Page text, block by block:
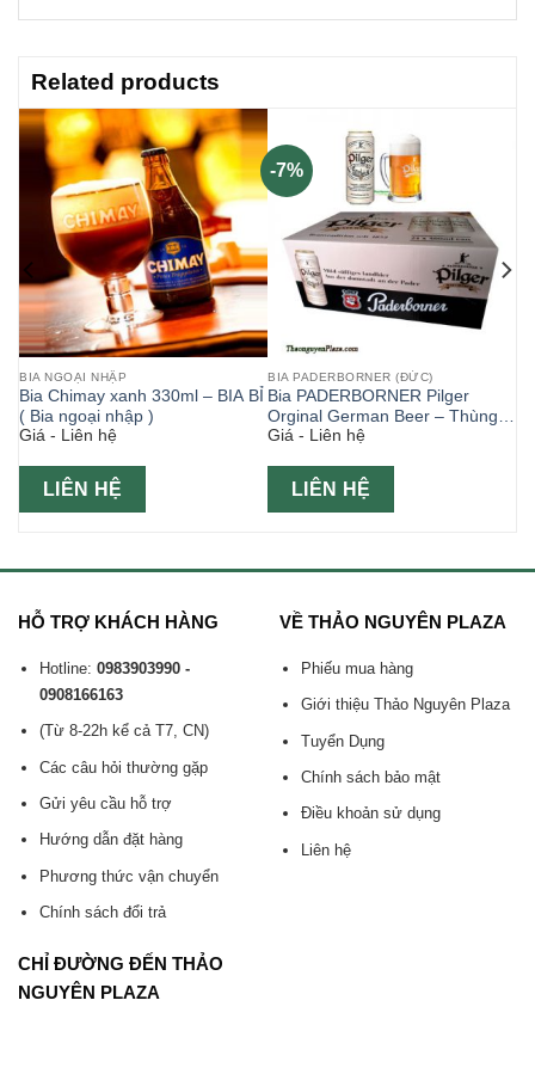
Related products
BIA NGOẠI NHẬP
Bia Chimay xanh 330ml – BIA BỈ
( Bia ngoại nhập )
Giá - Liên hệ
LIÊN HỆ
-7%
BIA PADERBORNER (ĐỨC)
Bia PADERBORNER Pilger
Orginal German Beer – Thùng
24 lon 500ml- Hộp Tết
Giá - Liên hệ
LIÊN HỆ
HỖ TRỢ KHÁCH HÀNG
Hotline: 0983903990 -
0908166163
(Từ 8-22h kể cả T7, CN)
Các câu hỏi thường gặp
Gửi yêu cầu hỗ trợ
Hướng dẫn đặt hàng
Phương thức vận chuyển
Chính sách đổi trả
VỀ THẢO NGUYÊN PLAZA
Phiếu mua hàng
Giới thiệu Thảo Nguyên Plaza
Tuyển Dụng
Chính sách bảo mật
Điều khoản sử dụng
Liên hệ
CHỈ ĐƯỜNG ĐẾN THẢO
NGUYÊN PLAZA